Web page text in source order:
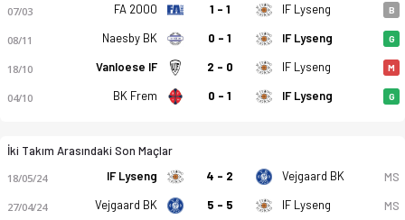
07/03 FA 2000 1 - 1 IF Lyseng B
08/11 Naesby BK 0 - 1 IF Lyseng G
18/10 Vanloese IF 2 - 0 IF Lyseng M
04/10 BK Frem 0 - 1 IF Lyseng G
İki Takım Arasındaki Son Maçlar
18/05/24 IF Lyseng 4 - 2 Vejgaard BK MS
27/04/24 Vejgaard BK 5 - 5 IF Lyseng MS